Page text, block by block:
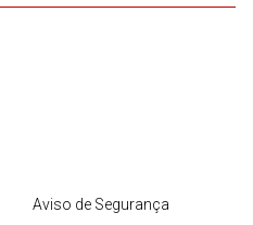
Aviso de Segurança